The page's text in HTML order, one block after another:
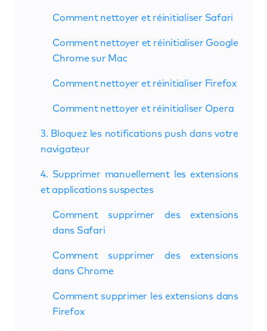
Comment nettoyer et réinitialiser Safari
Comment nettoyer et réinitialiser Google
Chrome sur Mac
Comment nettoyer et réinitialiser Firefox
Comment nettoyer et réinitialiser Opera
3. Bloquez les notifications push dans votre
navigateur
4. Supprimer manuellement les extensions
et applications suspectes
Comment supprimer des extensions
dans Safari
Comment supprimer des extensions
dans Chrome
Comment supprimer les extensions dans
Firefox